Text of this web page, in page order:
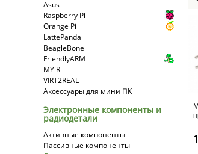
Asus
Raspberry Pi
Orange Pi
LattePanda
BeagleBone
FriendlyARM
MYiR
VIRT2REAL
Аксессуары для мини ПК
Электронные компоненты и
радиодетали
Активные компоненты
Пассивные компоненты